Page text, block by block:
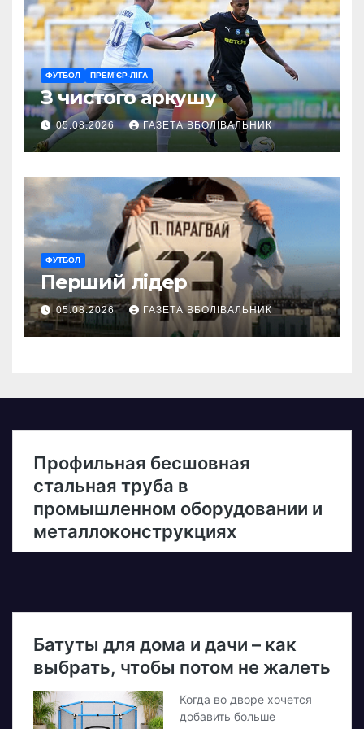
ФУТБОЛ ПРЕМ’ЄР-ЛІГА
З чистого аркушу
05.08.2026 ГАЗЕТА ВБОЛІВАЛЬНИК
ФУТБОЛ
Перший лідер
05.08.2026 ГАЗЕТА ВБОЛІВАЛЬНИК